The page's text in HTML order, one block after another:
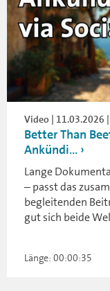
Video | 11.03.2026 |
Better Than
Ankündi...
Lange
– passt das
begleitenden
gut sich beide
Länge: 00:00:35